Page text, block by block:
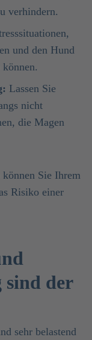
verhindern.
und den Hund
Lassen Sie
nicht
die Magen
Sie Ihrem
Risiko einer
sind der
sehr belastend